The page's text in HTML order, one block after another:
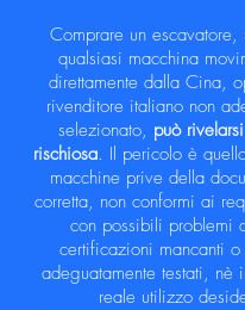
​Comprare un escavatore,
qualsiasi macchina
direttamente dalla Cina,
rivenditore italiano non
selezionato, può
rischiosa. Il pericolo è
macchine prive della
corretta, non conformi ai
con possibili problemi
certificazioni mancanti
adeguatamente testati, nè
reale utilizzo